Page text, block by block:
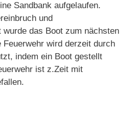
Sandbank aufgelaufen.
und
wurde das Boot zum nächsten
Feuerwehr wird derzeit durch
indem ein Boot gestellt
ist z.Zeit mit